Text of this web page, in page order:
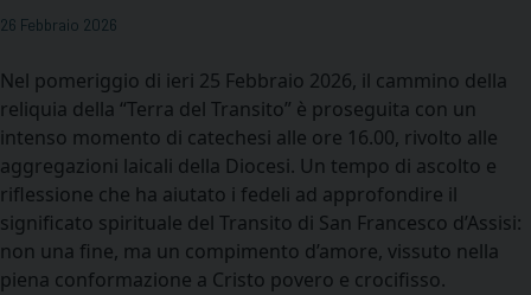
26 Febbraio 2026
Nel pomeriggio di ieri 25 Febbraio 2026, il cammino della
reliquia della “Terra del Transito” è proseguita con un
intenso momento di catechesi alle ore 16.00, rivolto alle
aggregazioni laicali della Diocesi. Un tempo di ascolto e
riflessione che ha aiutato i fedeli ad approfondire il
significato spirituale del Transito di San Francesco d’Assisi:
non una fine, ma un compimento d’amore, vissuto nella
piena conformazione a Cristo povero e crocifisso.